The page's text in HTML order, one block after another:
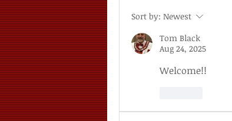
Sort by: Newest
Tom Black
Aug 24, 2025
Welcome!!